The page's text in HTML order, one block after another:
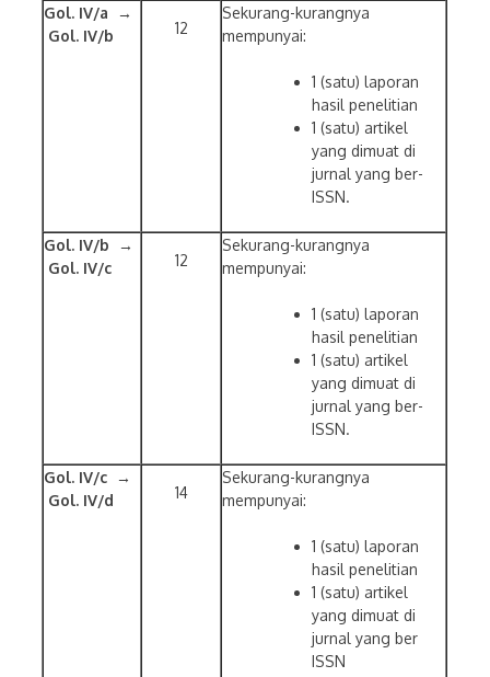
Gol. IV/a →
Gol. IV/b
12
Sekurang-kurangnya
mempunyai:
1 (satu) laporan
hasil penelitian
1 (satu) artikel
yang dimuat di
jurnal yang ber-
ISSN.
Gol. IV/b →
Gol. IV/c
12
Sekurang-kurangnya
mempunyai:
1 (satu) laporan
hasil penelitian
1 (satu) artikel
yang dimuat di
jurnal yang ber-
ISSN.
Gol. IV/c →
Gol. IV/d
14
Sekurang-kurangnya
mempunyai:
1 (satu) laporan
hasil penelitian
1 (satu) artikel
yang dimuat di
jurnal yang ber
ISSN